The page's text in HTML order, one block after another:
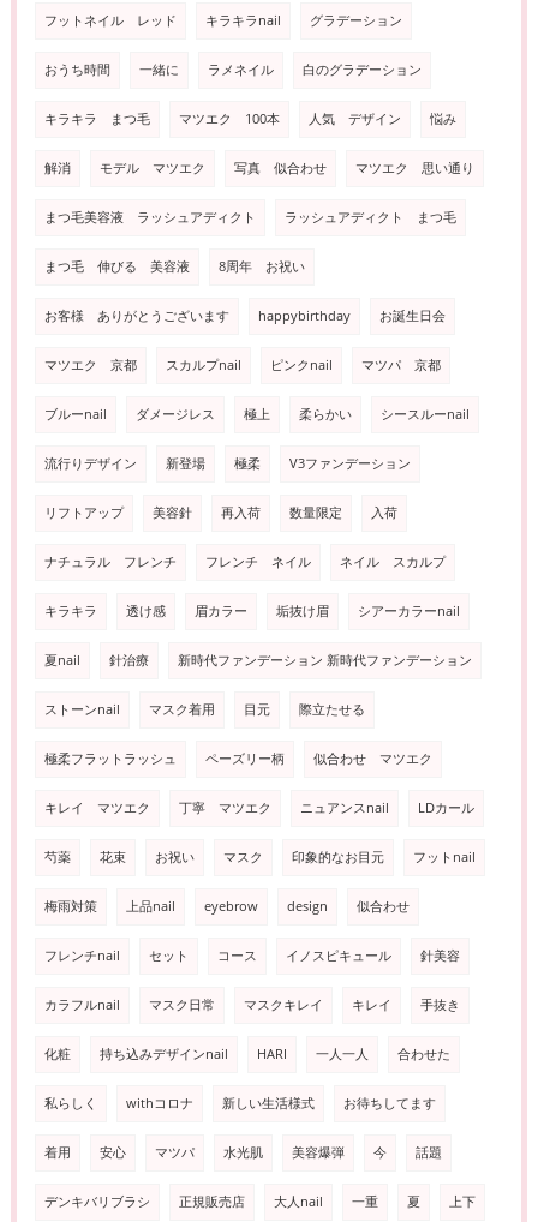
フットネイル レッド キラキラnail グラデーション
おうち時間 一緒に ラメネイル 白のグラデーション
キラキラ まつ毛 マツエク 100本 人気 デザイン 悩み
解消 モデル マツエク 写真 似合わせ マツエク 思い通り
まつ毛美容液 ラッシュアディクト ラッシュアディクト まつ毛
まつ毛 伸びる 美容液 8周年 お祝い
お客様 ありがとうございます happybirthday お誕生日会
マツエク 京都 スカルプnail ピンクnail マツパ 京都
ブルーnail ダメージレス 極上 柔らかい シースルーnail
流行りデザイン 新登場 極柔 V3ファンデーション
リフトアップ 美容針 再入荷 数量限定 入荷
ナチュラル フレンチ フレンチ ネイル ネイル スカルプ
キラキラ 透け感 眉カラー 垢抜け眉 シアーカラーnail
夏nail 針治療 新時代ファンデーション 新時代ファンデーション
ストーンnail マスク着用 目元 際立たせる
極柔フラットラッシュ ペーズリー柄 似合わせ マツエク
キレイ マツエク 丁寧 マツエク ニュアンスnail LDカール
芍薬 花束 お祝い マスク 印象的なお目元 フットnail
梅雨対策 上品nail eyebrow design 似合わせ
フレンチnail セット コース イノスピキュール 針美容
カラフルnail マスク日常 マスクキレイ キレイ 手抜き
化粧 持ち込みデザインnail HARI 一人一人 合わせた
私らしく withコロナ 新しい生活様式 お待ちしてます
着用 安心 マツパ 水光肌 美容爆弾 今 話題
デンキバリブラシ 正規販売店 大人nail 一重 夏 上下